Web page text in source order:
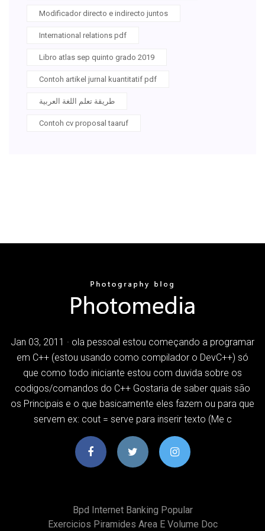
Modificador directo e indirecto juntos
International relations pdf
Libro atlas sep quinto grado 2019
Contoh artikel jurnal kuantitatif pdf
طريقة تعلم اللغة العربية
Contoh cv proposal taaruf
Jan 03, 2011 · ola pessoal estou começando a programar
em C++ (estou usando como compilador o DevC++) só
que como todo iniciante estou com duvida sobre os
codigos/comandos do C++ Gostaria de saber quais são
os Principais e o que basicamente eles fazem ou para que
servem ex: cout = serve para inserir texto (Me c
Bpd Internet Banking Popular
Exercicios Piramides Area E Volume Doc